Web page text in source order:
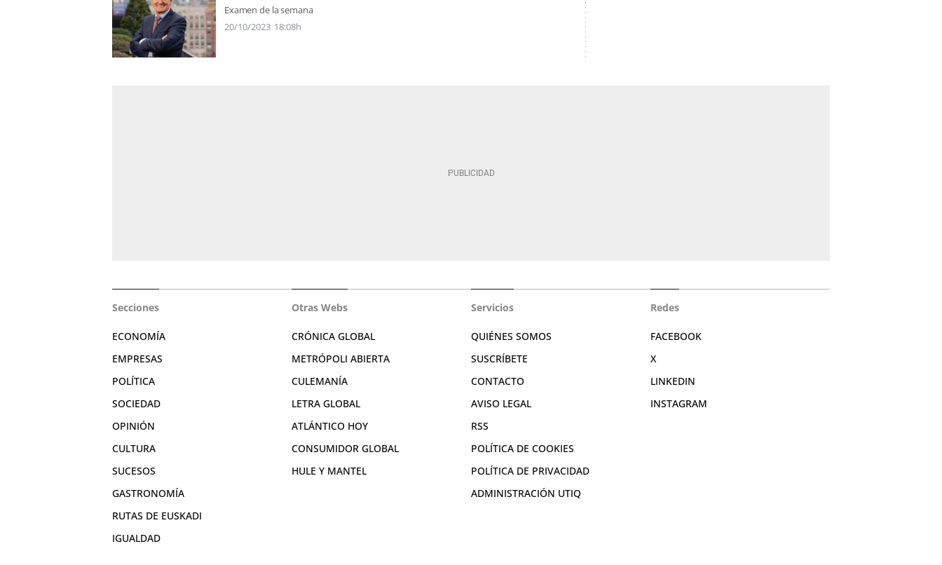
Examen de la semana
20/10/2023 18:08h
Secciones
ECONOMÍA
EMPRESAS
POLÍTICA
SOCIEDAD
OPINIÓN
CULTURA
SUCESOS
GASTRONOMÍA
RUTAS DE EUSKADI
IGUALDAD
Otras Webs
CRÓNICA GLOBAL
METRÓPOLI ABIERTA
CULEMANÍA
LETRA GLOBAL
ATLÁNTICO HOY
CONSUMIDOR GLOBAL
HULE Y MANTEL
Servicios
QUIÉNES SOMOS
SUSCRÍBETE
CONTACTO
AVISO LEGAL
RSS
POLÍTICA DE COOKIES
POLÍTICA DE PRIVACIDAD
ADMINISTRACIÓN UTIQ
Redes
FACEBOOK
X
LINKEDIN
INSTAGRAM